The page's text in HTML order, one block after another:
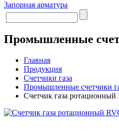
Запорная арматура
Промышленные
Главная
Продукция
Счетчики газа
Промышленные счетчики
Счетчик газа